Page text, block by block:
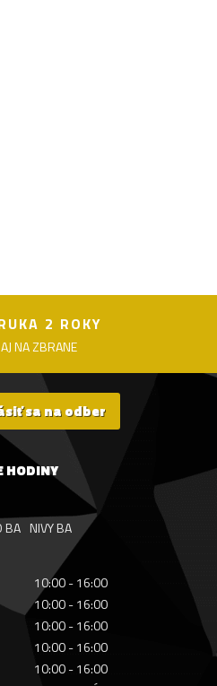
2 ROKY
AJ NA ZBRANE
sa na odber
HODINY
BA NIVY BA
10:00 - 16:00
10:00 - 16:00
10:00 - 16:00
10:00 - 16:00
10:00 - 16:00